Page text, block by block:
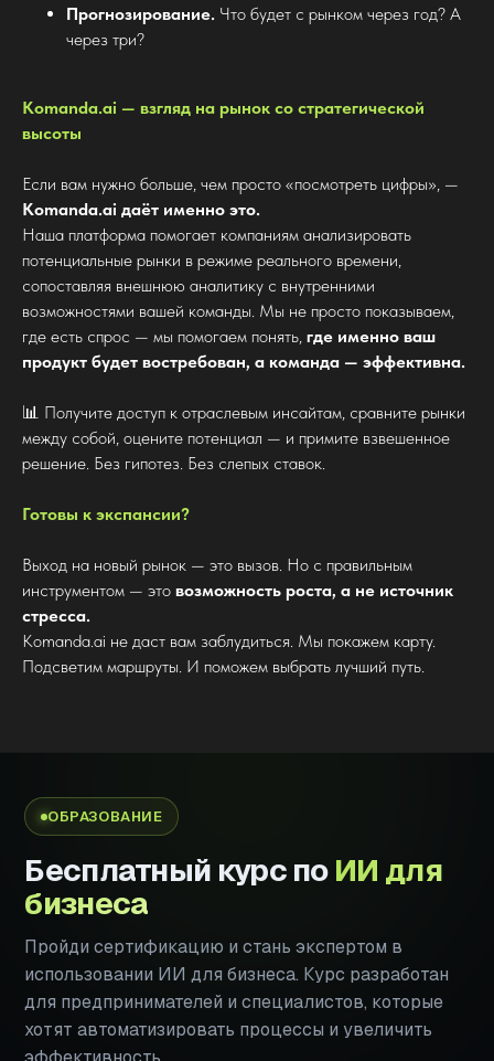
Прогнозирование. Что будет с рынком через год? А
через три?
Komanda.ai — взгляд на рынок со стратегической
высоты
Если вам нужно больше, чем просто «посмотреть цифры», —
Komanda.ai даёт именно это.
Наша платформа помогает компаниям анализировать
потенциальные рынки в режиме реального времени,
сопоставляя внешнюю аналитику с внутренними
возможностями вашей команды. Мы не просто показываем,
где есть спрос — мы помогаем понять, где именно ваш
продукт будет востребован, а команда — эффективна.
📊 Получите доступ к отраслевым инсайтам, сравните рынки
между собой, оцените потенциал — и примите взвешенное
решение. Без гипотез. Без слепых ставок.
Готовы к экспансии?
Выход на новый рынок — это вызов. Но с правильным
инструментом — это возможность роста, а не источник
стресса.
Komanda.ai не даст вам заблудиться. Мы покажем карту.
Подсветим маршруты. И поможем выбрать лучший путь.
ОБРАЗОВАНИЕ
Бесплатный курс поИИ для
бизнеса
Пройди сертификацию и стань экспертом в
использовании ИИ для бизнеса. Курс разработан
для предпринимателей и специалистов, которые
хотят автоматизировать процессы и увеличить